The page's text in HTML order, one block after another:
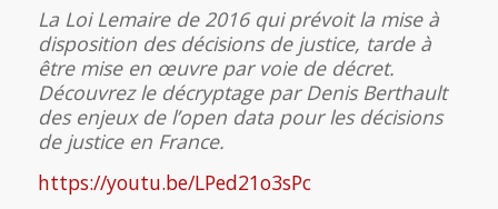
La Loi Lemaire de 2016 qui prévoit la mise à
disposition des décisions de justice, tarde à
être mise en œuvre par voie de décret.
Découvrez le décryptage par Denis Berthault
des enjeux de l’open data pour les décisions
de justice en France.
https://youtu.be/LPed21o3sPc